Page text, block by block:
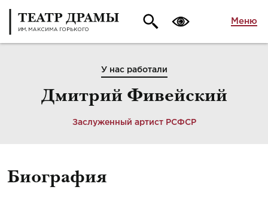
Меню
У нас работали
Дмитрий Фивейский
Заслуженный артист РСФСР
Биография